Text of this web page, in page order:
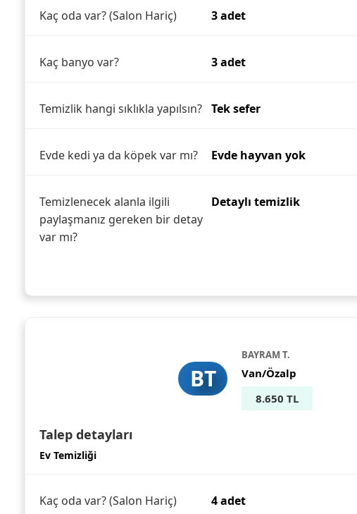
Kaç oda var? (Salon Hariç) 3 adet
Kaç banyo var? 3 adet
Temizlik hangi sıklıkla yapılsın? Tek sefer
Evde kedi ya da köpek var mı? Evde hayvan yok
Temizlenecek alanla ilgili
paylaşmanız gereken bir detay
var mı?
Detaylı temizlik
BT
BAYRAM T.
Van/Özalp
8.650 TL
Talep detayları
Ev Temizliği
Kaç oda var? (Salon Hariç) 4 adet